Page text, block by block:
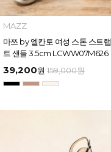
MAZZ
마쯔 by 엘칸토 여성 스톤 스트
트 샌들 3.5cm LCWW07M626
39,200원 159,000원